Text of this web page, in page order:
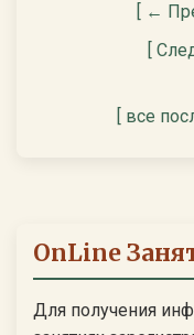
[ ←
[
[ все
OnLine
Для получения